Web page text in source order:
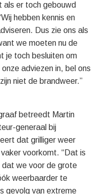
als er toch gebouwd
hebben kennis en
Dus zie ons als
we moeten nu de
je toch besluiten om
adviezen in, bel ons
niet de brandweer.”
betreedt Martin
generaal bij
dat grilliger weer
voorkomt. “Dat is
dat we voor de grote
weerbaarder te
gevolg van extreme